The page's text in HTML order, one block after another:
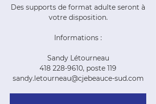
Des supports de format adulte seront à
votre disposition.
Informations :
Sandy Létourneau
418 228-9610, poste 119
sandy.letourneau@cjebeauce-sud.com